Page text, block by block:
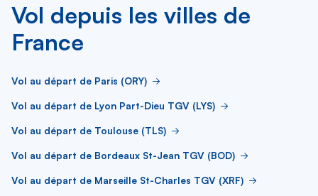
Vol depuis les villes de
France
Vol au départ de Paris (ORY)
Vol au départ de Lyon Part-Dieu TGV (LYS)
Vol au départ de Toulouse (TLS)
Vol au départ de Bordeaux St-Jean TGV (BOD)
Vol au départ de Marseille St-Charles TGV (XRF)